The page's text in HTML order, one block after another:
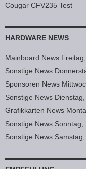
Cougar CFV235 Test
HARDWARE NEWS
Mainboard News
Sonstige News
Sponsoren News
Sonstige News
Grafikkarten News
Sonstige News Sonntag,
Sonstige News